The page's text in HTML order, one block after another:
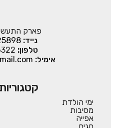
פארק
נייד:
טלפון:
אימיל:
ימי הולדת
מסיבות
אפייה